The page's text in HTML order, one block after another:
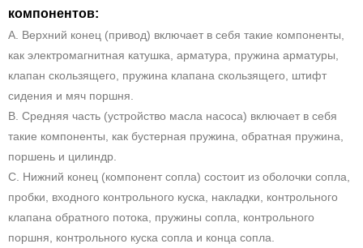
компонентов:
A. Верхний конец (привод) включает в себя такие компоненты,
как электромагнитная катушка, арматура, пружина арматуры,
клапан скользящего, пружина клапана скользящего, штифт
сидения и мяч поршня.
В. Средняя часть (устройство масла насоса) включает в себя
такие компоненты, как бустерная пружина, обратная пружина,
поршень и цилиндр.
С. Нижний конец (компонент сопла) состоит из оболочки сопла,
пробки, входного контрольного куска, накладки, контрольного
клапана обратного потока, пружины сопла, контрольного
поршня, контрольного куска сопла и конца сопла.